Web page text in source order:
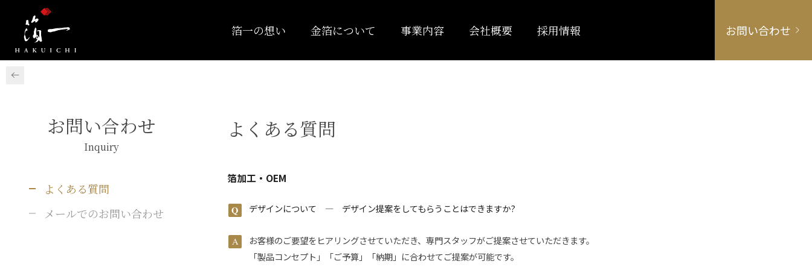
箔一の想い 金箔について 事業内容 会社概要 採用情報 お問い合わせ
お問い合わせ
Inquiry
よくある質問
メールでのお問い合わせ
よくある質問
箔加工・OEM
デザインについて ― デザイン提案をしてもらうことはできますか?
お客様のご要望をヒアリングさせていただき、専門スタッフがご提案させていただきます。
「製品コンセプト」「ご予算」「納期」に合わせてご提案が可能です。